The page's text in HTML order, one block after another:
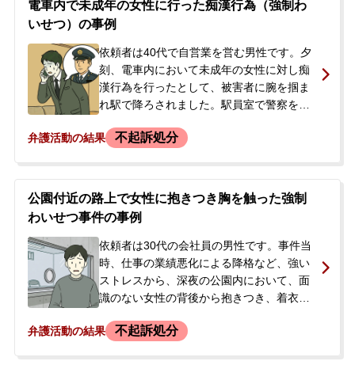
感じ、刑事事件に精通した弁護士による弁
護活動を強く希望され、当事務所にご相
談・ご依頼されました。
電車内で未成年の女性に行った痴漢行為（強制わ
いせつ）の事例
依頼者は40代で自営業を営む男性です。夕
刻、電車内において未成年の女性に対し痴
漢行為を行ったとして、被害者に腕を掴ま
れ駅で降ろされました。駅員室で警察を呼
りました。警察署では、手の繊維片とDNA
日また連絡すると言われたため、今後の対
応について相談に来られました。依頼者と
しては、手が当たったかもしれないが、被
害者が主張するような下着の中に手を入れ
る行為はしておらず、故意もなかったと主
張したいという意向でした。
弁護活動の結果 不起訴処分
公園付近の路上で女性に抱きつき胸を触った強制
わいせつ事件の事例
依頼者は30代の会社員の男性です。事件当
時、仕事の業績悪化による降格など、強い
ストレスから、深夜の公園内において、面
識のない女性の背後から抱きつき、着衣の
を入れて直接胸を触るなどのわいせつな行
弁護活動の結果 不起訴処分